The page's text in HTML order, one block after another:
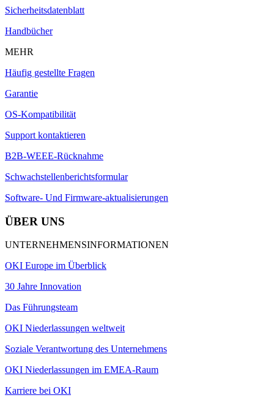
Sicherheitsdatenblatt
Handbücher
MEHR
Häufig gestellte Fragen
Garantie
OS-Kompatibilität
Support kontaktieren
B2B-WEEE-Rücknahme
Schwachstellenberichtsformular
Software- Und Firmware-aktualisierungen
ÜBER UNS
UNTERNEHMENSINFORMATIONEN
OKI Europe im Überblick
30 Jahre Innovation
Das Führungsteam
OKI Niederlassungen weltweit
Soziale Verantwortung des Unternehmens
OKI Niederlassungen im EMEA-Raum
Karriere bei OKI